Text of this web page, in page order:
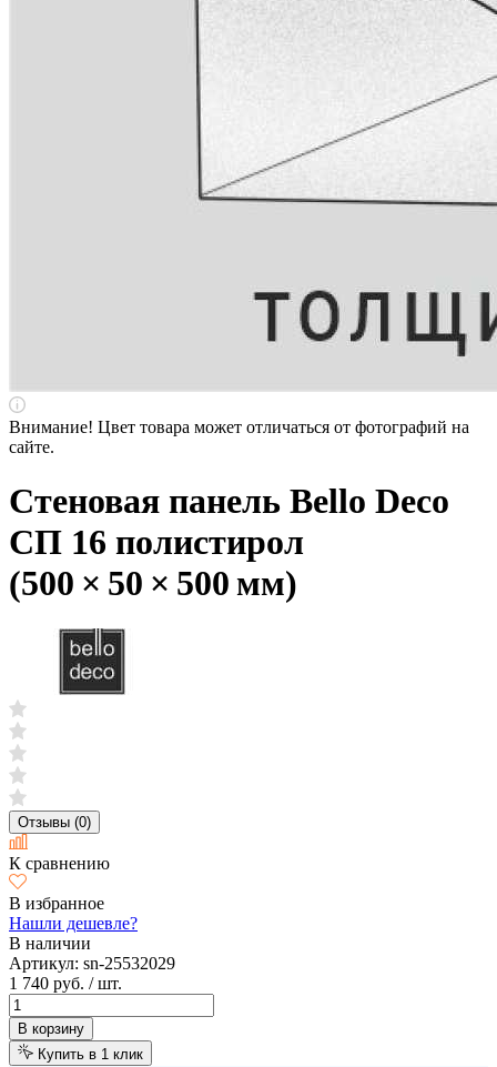
Внимание! Цвет товара может отличаться от фотографий на
сайте.
Стеновая панель Bello Deco
СП 16 полистирол
(500 × 50 × 500 мм)
Отзывы (0)
К сравнению
В избранное
Нашли дешевле?
В наличии
Артикул: sn-25532029
1 740 руб. / шт.
В корзину
Купить в 1 клик